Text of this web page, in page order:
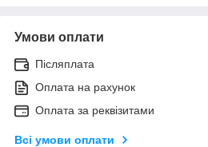
Умови оплати
Післяплата
Оплата на рахунок
Оплата за реквізитами
Всі умови оплати